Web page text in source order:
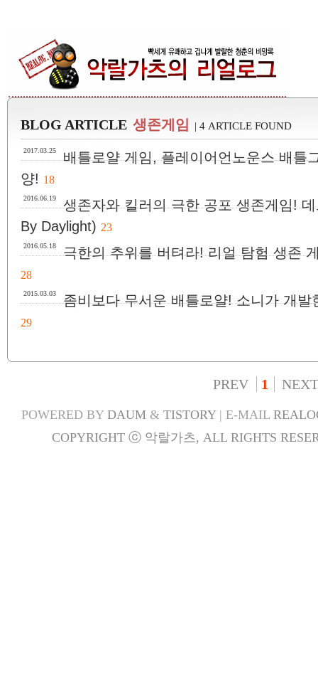
BLOG ARTICLE 생존게임 | 4 ARTICLE FOUND
2017.03.25
배틀로얄 게임, 플레이어언노운스 배틀
양! 18
2016.06.19
생존자와 킬러의 극한 공포 생존게임!
By Daylight) 23
2016.05.18 극한의 추위를 버텨라! 리얼 탐험 생존
28
2015.03.03 좀비보다 무서운 배틀로얄! 소니가 개
29
PREV 1 NEXT
POWERED BY DAUM& TISTORY| E-MAIL
COPYRIGHT ⓒ 악랄가츠, ALL RIGHTS